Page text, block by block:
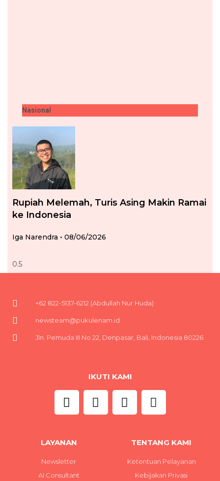
Nasional
Rupiah Melemah, Turis Asing Makin Ramai
ke Indonesia
Iga Narendra 08/06/2026
+62 822-5137-6212 (Abdullah Nur Huda)
newsteam@pukulenam.id
Jln. Pemuda III No 22, Denpasar, Bali, Indonesia 80226
IKUTI KAMI
LAYANAN
Newsletter
AI Consultant
TENTANG KAMI
Ketentuan Pelayanan
Kebijakan Privasi